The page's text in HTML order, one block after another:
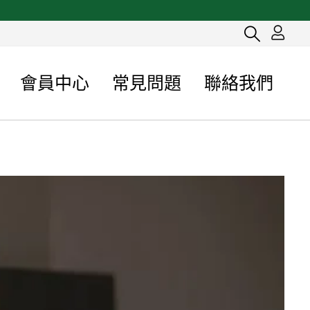
會員中心 常見問題 聯絡我們